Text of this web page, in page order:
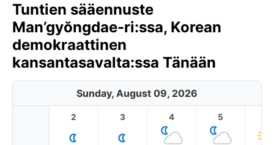
Tuntien sääennuste
Man’gyŏngdae-ri:ssa, Korean
demokraattinen
kansantasavalta:ssa Tänään
Sunday, August 09, 2026
2 3 4 5